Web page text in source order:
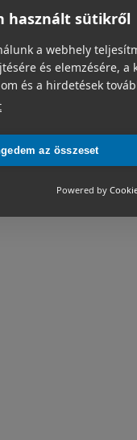
használt sütikről
a webhely
és elemzésére,
és a hirdetések
az összeset
Powered by